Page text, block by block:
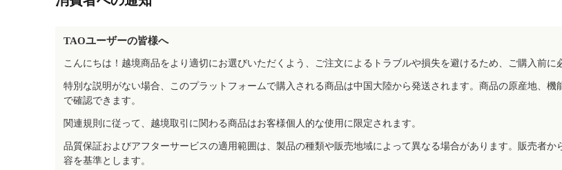
TAOユーザーの皆様へ
こんにちは！越境商品をより適切にお選びいただくよう、ご注文によるトラブルや損失を避けるため、ご購入前に
特別な説明がない場合、このプラットフォームで購入される商品は中国大陸から発送されます。商品の原産地、
で確認できます。
関連規則に従って、越境取引に関わる商品はお客様個人的な使用に限定されます。
品質保証およびアフターサービスの適用範囲は、製品の種類や販売地域によって異なる場合があります。販売者
容を基準とします。